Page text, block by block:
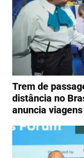
Trem de
distância no
anuncia